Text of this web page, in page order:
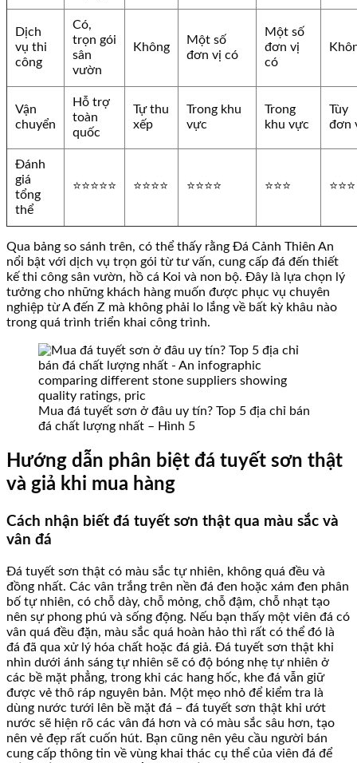
Dịch
vụ thi
công
Có,
trọn gói
sân
vườn
Không
Một số
đơn vị có
Một số
đơn vị
có
Vận
chuyển
Hỗ trợ
toàn
quốc
Tự thu
xếp
Trong khu
vực
Trong
khu vực
Tùy
đơn
Đánh
giá
tổng
thể
⭐⭐⭐⭐⭐ ⭐⭐⭐⭐ ⭐⭐⭐⭐ ⭐⭐⭐ ⭐⭐⭐
Qua bảng so sánh trên, có thể thấy rằng Đá Cảnh Thiên An
nổi bật với dịch vụ trọn gói từ tư vấn, cung cấp đá đến thiết
kế thi công sân vườn, hồ cá Koi và non bộ. Đây là lựa chọn lý
tưởng cho những khách hàng muốn được phục vụ chuyên
nghiệp từ A đến Z mà không phải lo lắng về bất kỳ khâu nào
trong quá trình triển khai công trình.
Mua đá tuyết sơn ở đâu uy tín? Top 5 địa chỉ bán
đá chất lượng nhất – Hình 5
Hướng dẫn phân biệt đá tuyết sơn thật
và giả khi mua hàng
Cách nhận biết đá tuyết sơn thật qua màu sắc và
vân đá
Đá tuyết sơn thật có màu sắc tự nhiên, không quá đều và
đồng nhất. Các vân trắng trên nền đá đen hoặc xám đen phân
bố tự nhiên, có chỗ dày, chỗ mỏng, chỗ đậm, chỗ nhạt tạo
nên sự phong phú và sống động. Nếu bạn thấy một viên đá có
vân quá đều đặn, màu sắc quá hoàn hảo thì rất có thể đó là
đá đã qua xử lý hóa chất hoặc đá giả. Đá tuyết sơn thật khi
nhìn dưới ánh sáng tự nhiên sẽ có độ bóng nhẹ tự nhiên ở
các bề mặt phẳng, trong khi các hang hốc, khe đá vẫn giữ
được vẻ thô ráp nguyên bản. Một mẹo nhỏ để kiểm tra là
dùng nước tưới lên bề mặt đá – đá tuyết sơn thật khi ướt
nước sẽ hiện rõ các vân đá hơn và có màu sắc sâu hơn, tạo
nên vẻ đẹp rất cuốn hút. Bạn cũng nên yêu cầu người bán
cung cấp thông tin về vùng khai thác cụ thể của viên đá để